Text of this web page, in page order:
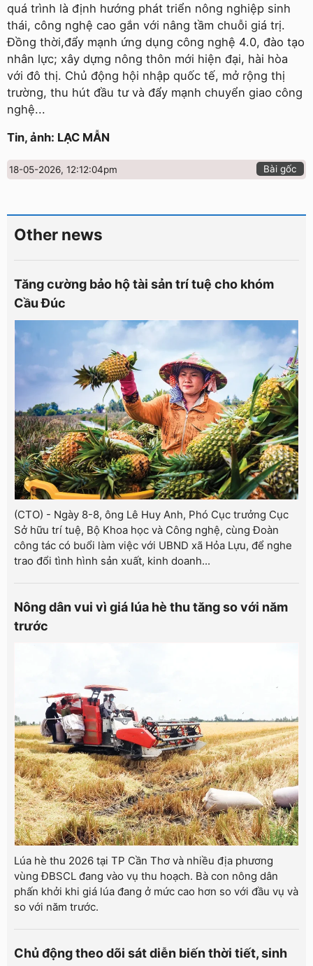
quá trình là định hướng phát triển nông nghiệp sinh
thái, công nghệ cao gắn với nâng tầm chuỗi giá trị.
Đồng thời,đẩy mạnh ứng dụng công nghệ 4.0, đào tạo
nhân lực; xây dựng nông thôn mới hiện đại, hài hòa
với đô thị. Chủ động hội nhập quốc tế, mở rộng thị
trường, thu hút đầu tư và đẩy mạnh chuyển giao công
nghệ...
Tin, ảnh: LẠC MẪN
18-05-2026, 12:12:04pm Bài gốc
Other news
Tăng cường bảo hộ tài sản trí tuệ cho khóm
Cầu Đúc
(CTO) - Ngày 8-8, ông Lê Huy Anh, Phó Cục trưởng Cục
Sở hữu trí tuệ, Bộ Khoa học và Công nghệ, cùng Đoàn
công tác có buổi làm việc với UBND xã Hỏa Lựu, để nghe
trao đổi tình hình sản xuất, kinh doanh...
Nông dân vui vì giá lúa hè thu tăng so với năm
trước
Lúa hè thu 2026 tại TP Cần Thơ và nhiều địa phương
vùng ĐBSCL đang vào vụ thu hoạch. Bà con nông dân
phấn khởi khi giá lúa đang ở mức cao hơn so với đầu vụ và
so với năm trước.
Chủ động theo dõi sát diễn biến thời tiết, sinh